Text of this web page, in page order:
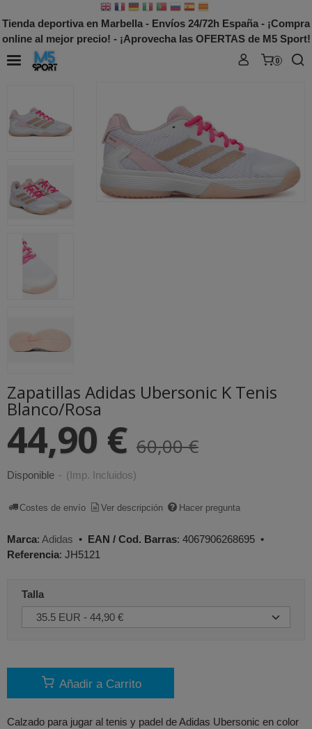
Tienda deportiva en Marbella - Envíos 24/72h España - ¡Compra
online al mejor precio! - ¡Aprovecha las OFERTAS de M5 Sport!
0
Zapatillas Adidas Ubersonic K Tenis
Blanco/Rosa
44,90 € 60,00 €
Disponible - (Imp. Incluidos)
Costes de envío Ver descripción Hacer pregunta
Marca: Adidas • EAN / Cod. Barras: 4067906268695 •
Referencia: JH5121
Talla
Añadir a Carrito
Calzado para jugar al tenis y padel de Adidas Ubersonic en color